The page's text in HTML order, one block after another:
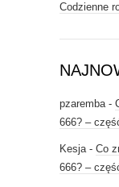
Codzienne
pzaremba-
666? –
Kesja- Co
666? –